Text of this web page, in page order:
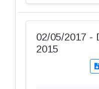
02/05/2017 -
2015